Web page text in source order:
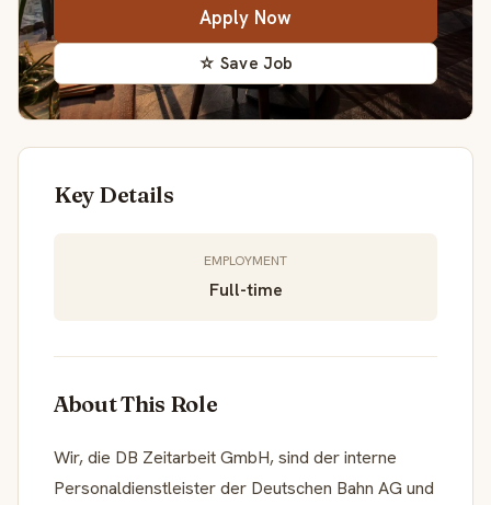
Apply Now
☆ Save Job
Key Details
EMPLOYMENT
Full-time
About This Role
Wir, die DB Zeitarbeit GmbH, sind der interne
Personaldienstleister der Deutschen Bahn AG und